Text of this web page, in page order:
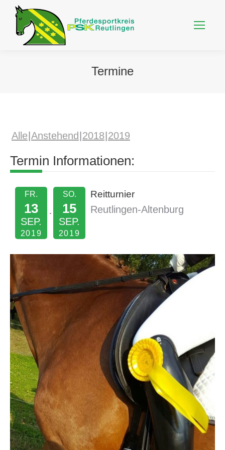
Termine
Alle Anstehend 2018 2019
Termin Informationen:
FR.
13
SEP.
2019
SO.
15
SEP.
2019
Reitturnier
Reutlingen-Altenburg